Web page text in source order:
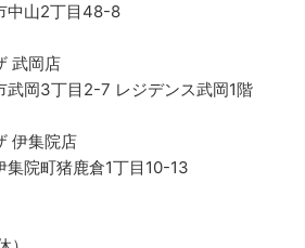
中山2丁目48-8
武岡店
武岡3丁目2-7 レジデンス武岡1階
伊集院店
院町猪鹿倉1丁目10-13